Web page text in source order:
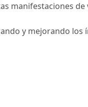
manifestaciones de
y mejorando los